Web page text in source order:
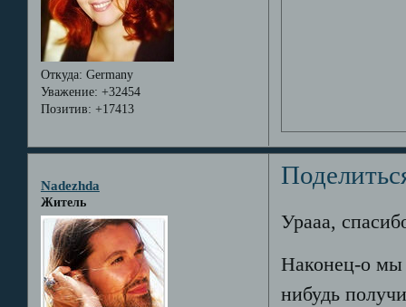
Откуда: Germany
Уважение: +32454
Позитив: +17413
Nadezhda
Житель
Урааа,
Наконец-о мы
нибудь